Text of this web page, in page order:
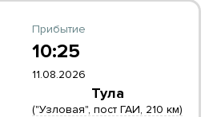
Прибытие
10:25
11.08.2026
Тула
("Узловая", пост ГАИ, 210 км)